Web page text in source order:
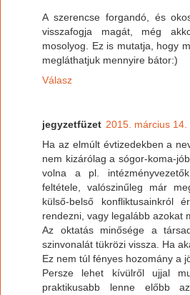
A szerencse forgandó, és
visszafogja magát, még
mosolyog. Ez is mutatja, hogy
megláthatjuk mennyire bátor:)
Válasz
jegyzetfüzet 2015. március 14.
Ha az elmúlt évtizedekben a
nem kizárólag a sógor-koma-
volna a pl. intézményvezetők
feltétele, valószinűleg már
külső-belső konfliktusainkról
rendezni, vagy legalább azokat
Az oktatás minősége a
szinvonalát tükrözi vissza. Ha
Ez nem túl fényes hozomány a
Persze lehet kívülről ujjal
praktikusabb lenne előbb